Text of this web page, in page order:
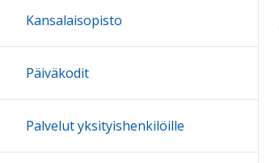
Kansalaisopisto
Päiväkodit
Palvelut yksityishenkilöille